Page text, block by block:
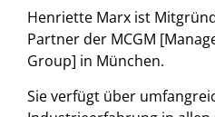
Henriette Marx ist
Partner der MCGM
Group] in München.
Sie verfügt über